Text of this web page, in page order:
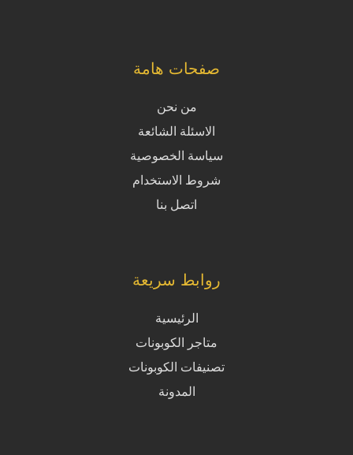
صفحات هامة
من نحن
الاسئلة الشائعة
سياسة الخصوصية
شروط الاستخدام
اتصل بنا
روابط سريعة
الرئيسية
متاجر الكوبونات
تصنيفات الكوبونات
المدونة